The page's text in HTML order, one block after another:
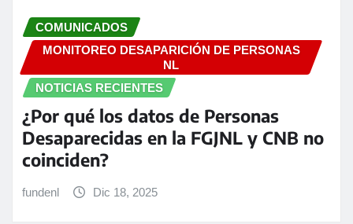
COMUNICADOS
MONITOREO DESAPARICIÓN DE PERSONAS
NL
NOTICIAS RECIENTES
¿Por qué los datos de Personas
Desaparecidas en la FGJNL y CNB no
coinciden?
fundenl Dic 18, 2025